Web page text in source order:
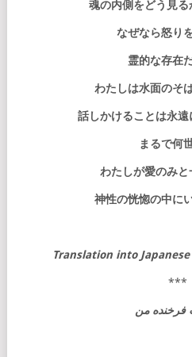
魂の内側をどう見
なぜなら怒り
霊的な存在
わたしは水面のそ
話しかけることは永
まるで何
わたしが愛のみ
神性の恍惚の中に
Translation into
***
فرخنده‌ من